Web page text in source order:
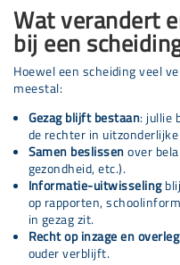
Wat verandert
bij een
Hoewel een scheiding veel
meestal:
Gezag blijft bestaan: jullie
de rechter in
Samen beslissenover
gezondheid, etc.).
Informatie-uitwisseling
op rapporten,
in gezag zit.
Recht op inzage en overleg
ouder verblijft.